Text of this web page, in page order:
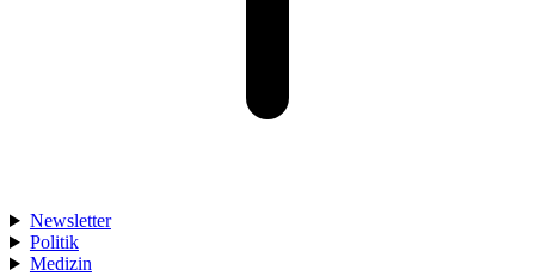
Newsletter
Politik
Medizin